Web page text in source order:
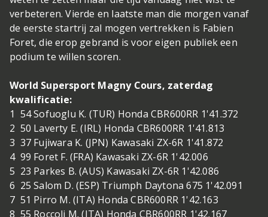
verbeteren. Vierde en laatste man die morgen vanaf
de eerste startrij zal mogen vertrekken is Fabien
Foret, die erop gebrand is voor eigen publiek een
podium te willen scoren.
World Supersport Magny Cours, zaterdag
kwalificatie:
1 54 Sofuoglu K. (TUR) Honda CBR600RR 1'41.372
2 50 Laverty E. (IRL) Honda CBR600RR 1'41.813
3 37 Fujiwara K. (JPN) Kawasaki ZX-6R 1'41.872
4 99 Foret F. (FRA) Kawasaki ZX-6R 1'42.006
5 23 Parkes B. (AUS) Kawasaki ZX-6R 1'42.086
6 25 Salom D. (ESP) Triumph Daytona 675 1'42.091
7 51 Pirro M. (ITA) Honda CBR600RR 1'42.163
8 55 Roccoli M. (ITA) Honda CBR600RR 1'42.167